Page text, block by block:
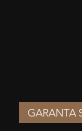
GARANTA